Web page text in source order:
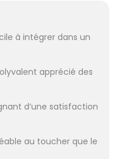
à intégrer dans un
apprécié des
d’une satisfaction
au toucher que le